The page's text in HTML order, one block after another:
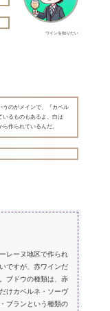
ワインを知りたい
うのがメインで、『カベル
いるものもあるよ。白は
作られているんだ。
レーヌ地区で作られ
ですが、赤ワインだ
ブドウの種類は、赤
けカベルネ・ソーヴ
ブランという種類の